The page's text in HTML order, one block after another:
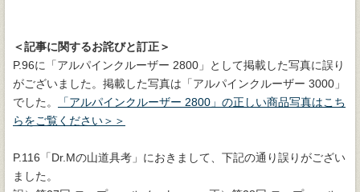
＜記事に関するお詫びと訂正＞
P.96に「アルパインクルーザー 2800」として掲載した写真に誤り
がございました。掲載した写真は「アルパインクルーザー 3000」
でした。
「アルパインクルーザー 2800」の正しい商品写真はこち
らをご覧ください＞＞
P.116「Dr.Mの山道具考」におきまして、下記の通り誤りがござい
ました。